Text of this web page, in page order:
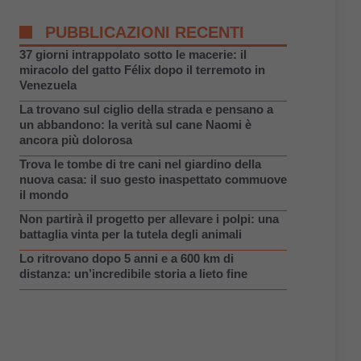
PUBBLICAZIONI RECENTI
37 giorni intrappolato sotto le macerie: il
miracolo del gatto Félix dopo il terremoto in
Venezuela
La trovano sul ciglio della strada e pensano a
un abbandono: la verità sul cane Naomi è
ancora più dolorosa
Trova le tombe di tre cani nel giardino della
nuova casa: il suo gesto inaspettato commuove
il mondo
Non partirà il progetto per allevare i polpi: una
battaglia vinta per la tutela degli animali
Lo ritrovano dopo 5 anni e a 600 km di
distanza: un’incredibile storia a lieto fine